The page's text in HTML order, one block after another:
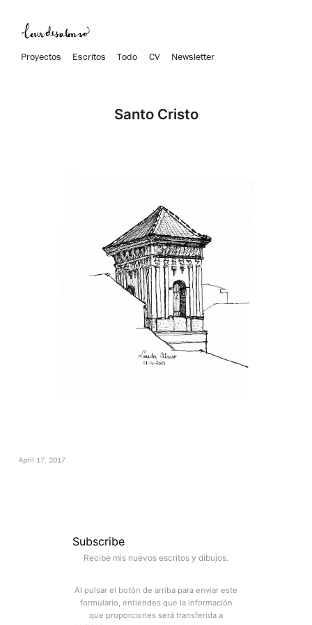
Proyectos Escritos Todo CV Newsletter
Santo Cristo
April 17, 2017
Subscribe
Recibe mis nuevos escritos y dibujos.
Al pulsar el botón de arriba para enviar este
formulario, entiendes que la información
que proporciones será transferida a